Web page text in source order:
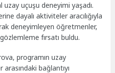
uçuşu deneyimi yaşadı.
dayalı aktiviteler aracılığıyla
deneyimleyen öğretmenler,
fırsatı buldu.
programın uzay
bağlantıyı